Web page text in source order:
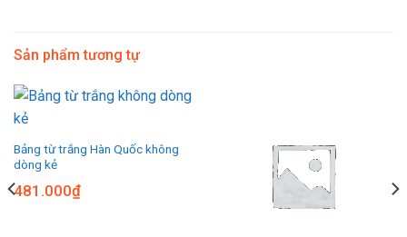
Sản phẩm tương tự
Bảng từ trắng Hàn Quốc không
dòng kẻ
481.000₫